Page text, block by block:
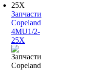
Запчасти
Copeland
4MU1/2-
25X